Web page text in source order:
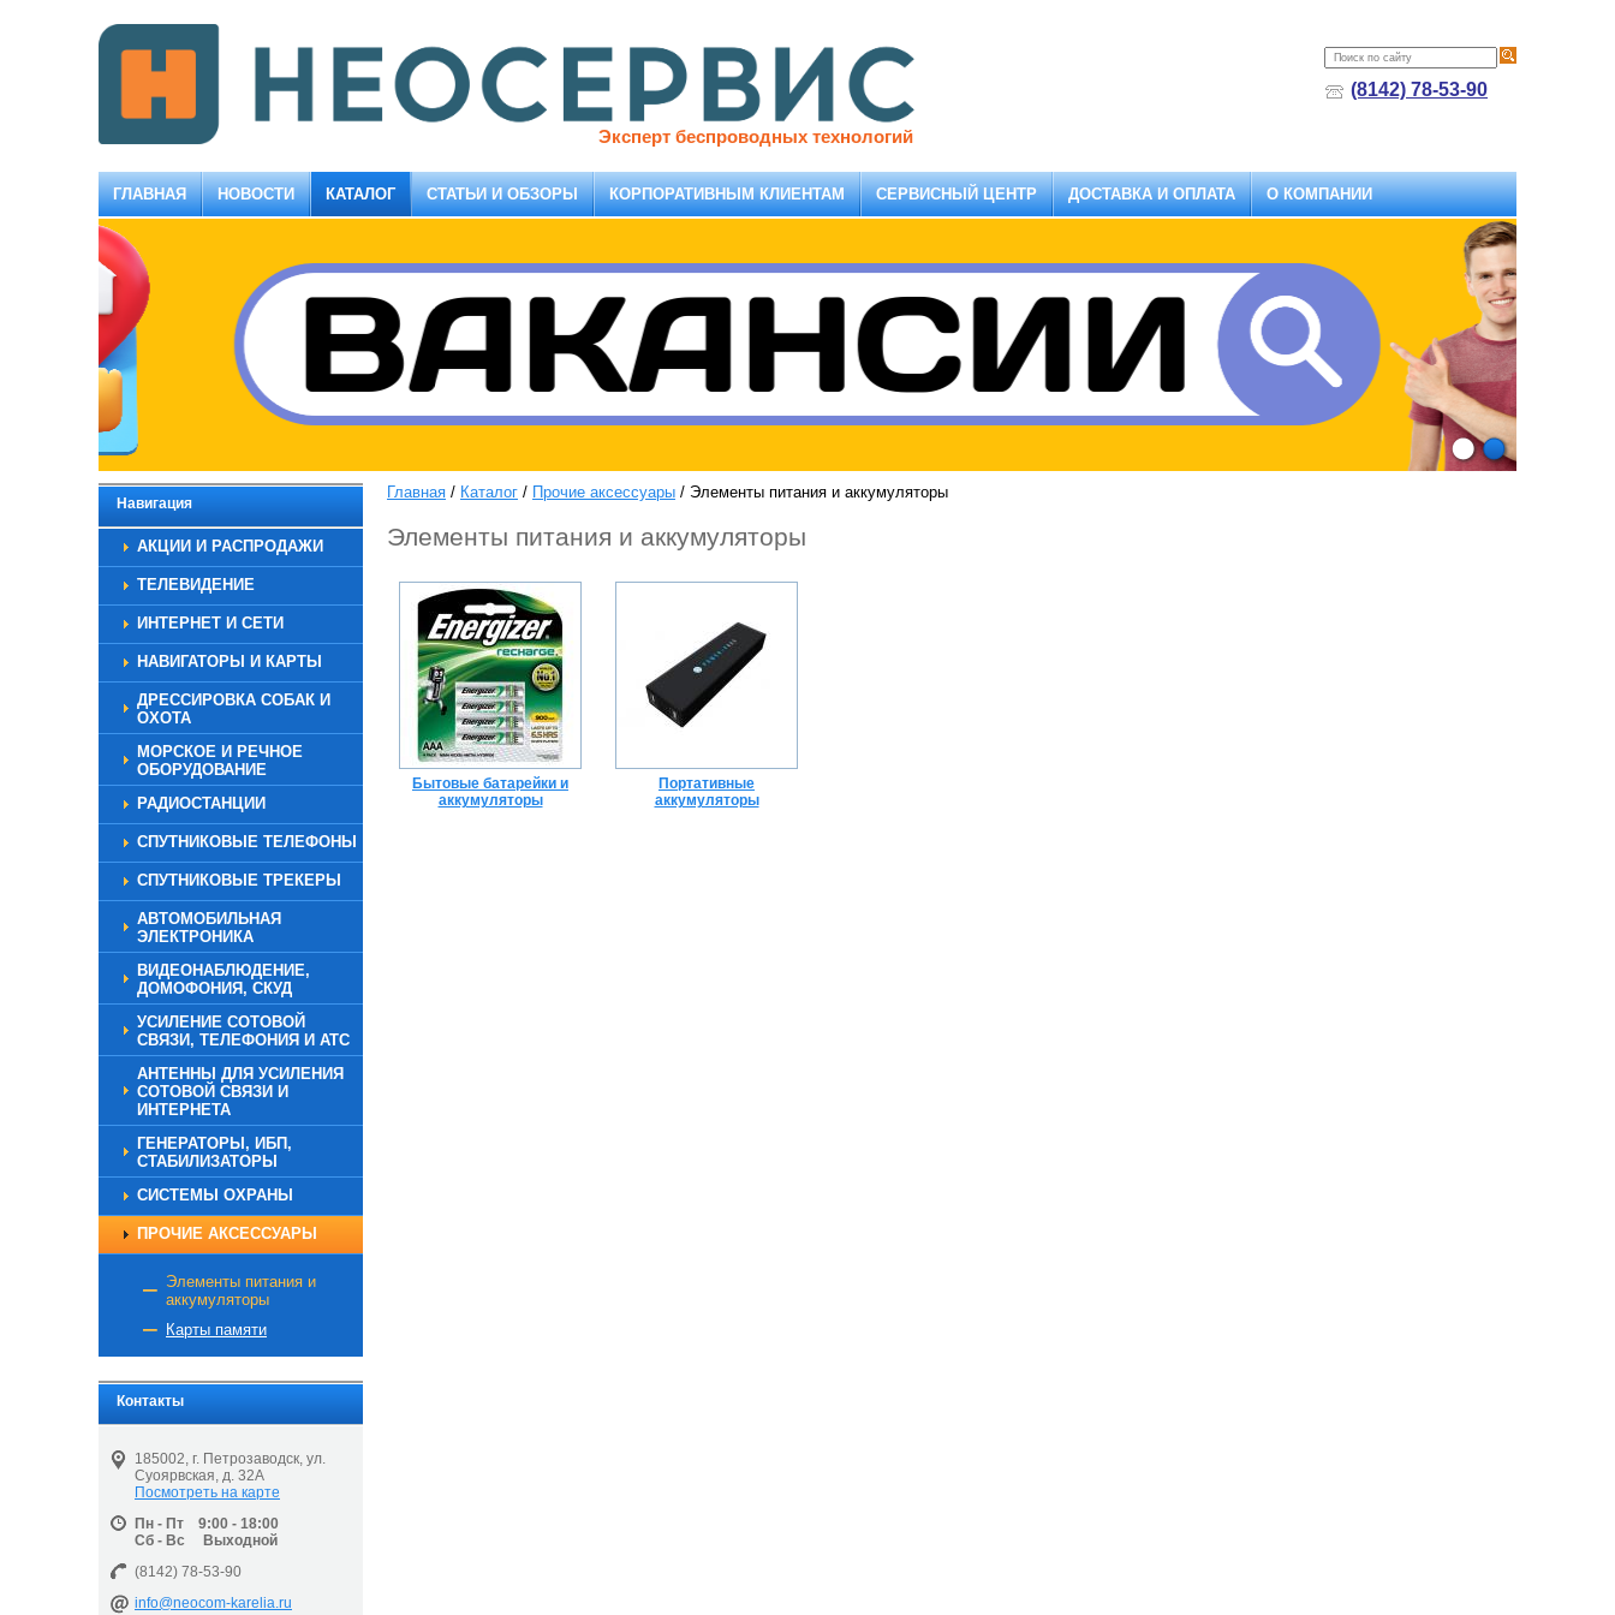
Эксперт беспроводных технологий
(8142) 78-53-90
ГЛАВНАЯ НОВОСТИ КАТАЛОГ СТАТЬИ И ОБЗОРЫ КОРПОРАТИВНЫМ КЛИЕНТАМ СЕРВИСНЫЙ ЦЕНТР ДОСТАВКА И ОПЛАТА О КОМПАНИИ
1
2
Навигация
АКЦИИ И РАСПРОДАЖИ
ТЕЛЕВИДЕНИЕ
ИНТЕРНЕТ И СЕТИ
НАВИГАТОРЫ И КАРТЫ
ДРЕССИРОВКА СОБАК И
ОХОТА
МОРСКОЕ И РЕЧНОЕ
ОБОРУДОВАНИЕ
РАДИОСТАНЦИИ
СПУТНИКОВЫЕ ТЕЛЕФОНЫ
СПУТНИКОВЫЕ ТРЕКЕРЫ
АВТОМОБИЛЬНАЯ
ЭЛЕКТРОНИКА
ВИДЕОНАБЛЮДЕНИЕ,
ДОМОФОНИЯ, СКУД
УСИЛЕНИЕ СОТОВОЙ
СВЯЗИ, ТЕЛЕФОНИЯ И АТС
АНТЕННЫ ДЛЯ УСИЛЕНИЯ
СОТОВОЙ СВЯЗИ И
ИНТЕРНЕТА
ГЕНЕРАТОРЫ, ИБП,
СТАБИЛИЗАТОРЫ
СИСТЕМЫ ОХРАНЫ
ПРОЧИЕ АКСЕССУАРЫ
Элементы питания и
аккумуляторы
Карты памяти
Контакты
185002, г. Петрозаводск, ул.
Суоярвская, д. 32А
Посмотреть на карте
Пн - Пт 9:00 - 18:00
Сб - Вс Выходной
(8142) 78-53-90
info@neocom-karelia.ru
Главная / Каталог / Прочие аксессуары / Элементы питания и аккумуляторы
Элементы питания и аккумуляторы
Бытовые батарейки и
аккумуляторы
Портативные
аккумуляторы